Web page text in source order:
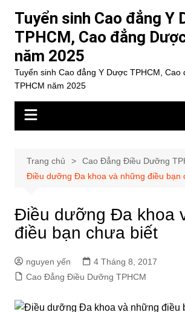
dung
Tuyển sinh Cao đẳng Y
TPHCM, Cao đẳng
năm 2025
Tuyển sinh Cao đẳng Y Dược TPHCM, Cao
TPHCM năm 2025
Trang chủ
Cao Đẳng Điều Dưỡng
Điều dưỡng Đa khoa và những điều bạn
Điều dưỡng Đa khoa
điều bạn chưa biết
nguyen yến
4 Tháng 8, 2017
Cao Đẳng Điều Dưỡng TPHCM